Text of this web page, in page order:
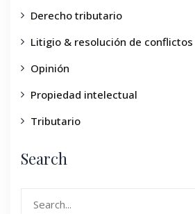
Derecho tributario
Litigio & resolución de conflictos
Opinión
Propiedad intelectual
Tributario
Search